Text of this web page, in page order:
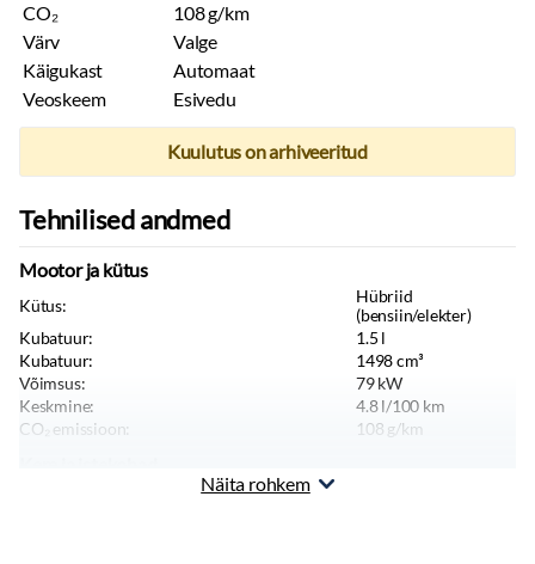
CO₂
108 g/km
Värv
Valge
Käigukast
Automaat
Veoskeem
Esivedu
Kuulutus on arhiveeritud
Tehnilised andmed
Mootor ja kütus
Kütus:
Hübriid
(bensiin/elekter)
Kubatuur:
1.5 l
Kubatuur:
1498cm³
Võimsus:
79kW
Keskmine:
4.8l/100 km
CO₂ emissioon:
108 g/km
Näita rohkem